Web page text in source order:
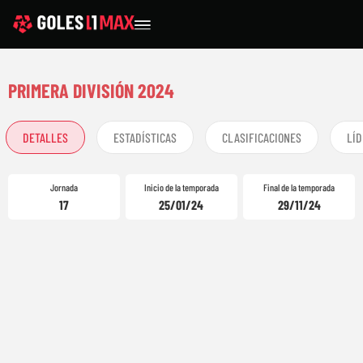
PRIMERA DIVISIÓN 2024
DETALLES ESTADÍSTICAS CLASIFICACIONES
Jornada
17
Inicio de la temporada
25/01/24
Final de la temporada
29/11/24